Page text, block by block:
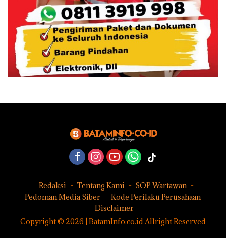
Redaksi Tentang Kami
SOP Wartawan
Pedoman Media Siber
Kode Perilaku Perusahaan
Disclaimer
Copyright © 2026 | BatamInfo.co.id Allright Reserved